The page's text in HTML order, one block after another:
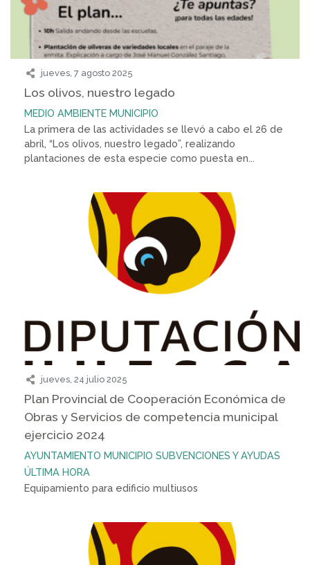
jueves, 7 agosto 2025
Los olivos, nuestro legado
MEDIO AMBIENTE MUNICIPIO
La primera de las actividades se llevó a cabo el 26 de
abril, “Los olivos, nuestro legado”, realizando
plantaciones de esta especie como puesta en...
jueves, 24 julio 2025
Plan Provincial de Cooperación Económica de
Obras y Servicios de competencia municipal
ejercicio 2024
AYUNTAMIENTO MUNICIPIO SUBVENCIONES Y AYUDAS
ÚLTIMA HORA
Equipamiento para edificio multiusos